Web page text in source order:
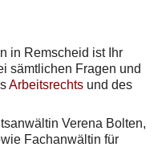
in Remscheid ist Ihr
sämtlichen Fragen und
Arbeitsrechts und des
Verena Bolten,
Fachanwältin für